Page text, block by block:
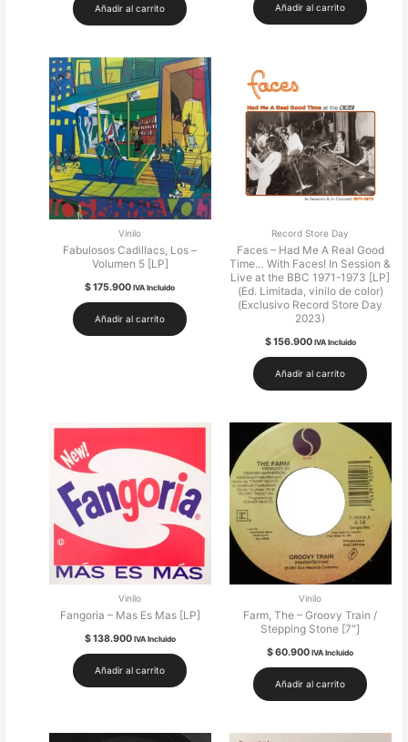
Añadir al carrito Añadir al carrito
Vinilo
Fabulosos Cadillacs, Los –
Volumen 5 [LP]
$175.900 IVA Incluido
Añadir al carrito
Record Store Day
Faces – Had Me A Real Good
Time… With Faces! In Session &
Live at the BBC 1971-1973 [LP]
(Ed. Limitada, vinilo de color)
(Exclusivo Record Store Day
2023)
$156.900 IVA Incluido
Añadir al carrito
Vinilo
Fangoria – Mas Es Mas [LP]
$138.900 IVA Incluido
Añadir al carrito
Vinilo
Farm, The – Groovy Train /
Stepping Stone [7″]
$60.900 IVA Incluido
Añadir al carrito